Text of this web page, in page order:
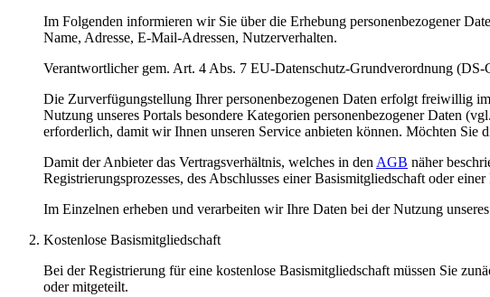
Im Folgenden informieren wir Sie über die Erhebung personenbezogener
Name, Adresse, E-Mail-Adressen, Nutzerverhalten.
Verantwortlicher gem. Art. 4 Abs. 7 EU-Datenschutz-Grundverordnung
Die Zurverfügungstellung Ihrer personenbezogenen Daten erfolgt freiwillig
Nutzung unseres Portals besondere Kategorien personenbezogener Daten
erforderlich, damit wir Ihnen unseren Service anbieten können. Möchten Sie
Damit der Anbieter das Vertragsverhältnis, welches in den AGB näher
Registrierungsprozesses, des Abschlusses einer Basismitgliedschaft oder
Im Einzelnen erheben und verarbeiten wir Ihre Daten bei der Nutzung
Kostenlose Basismitgliedschaft
Bei der Registrierung für eine kostenlose Basismitgliedschaft müssen Sie
oder mitgeteilt.